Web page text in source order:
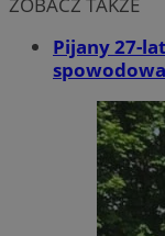
ZOBACZ TAKŻE
Pijany 27-